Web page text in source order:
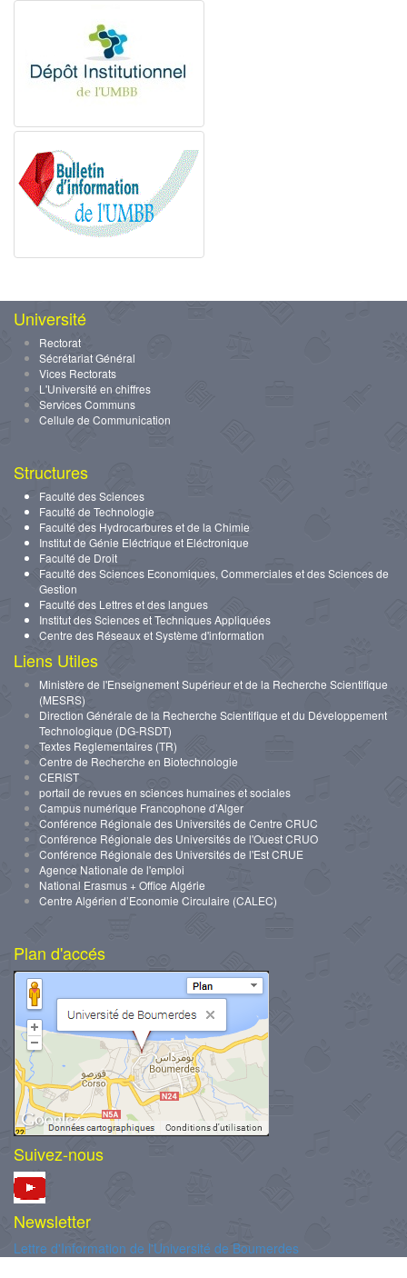
Université
Rectorat
Sécrétariat Général
Vices Rectorats
L'Université en chiffres
Services Communs
Cellule de Communication
Structures
Faculté des Sciences
Faculté de Technologie
Faculté des Hydrocarbures et de la Chimie
Institut de Génie Eléctrique et Eléctronique
Faculté de Droit
Faculté des Sciences Economiques, Commerciales et des Sciences de
Gestion
Faculté des Lettres et des langues
Institut des Sciences et Techniques Appliquées
Centre des Réseaux et Système d'information
Liens Utiles
Ministère de l'Enseignement Supérieur et de la Recherche Scientifique
(MESRS)
Direction Générale de la Recherche Scientifique et du Développement
Technologique (DG-RSDT)
Textes Reglementaires (TR)
Centre de Recherche en Biotechnologie
CERIST
portail de revues en sciences humaines et sociales
Campus numérique Francophone d’Alger
Conférence Régionale des Universités de Centre CRUC
Conférence Régionale des Universités de l'Ouest CRUO
Conférence Régionale des Universités de l'Est CRUE
Agence Nationale de l'emploi
National Erasmus + Office Algérie
Centre Algérien d’Economie Circulaire (CALEC)
Plan d'accés
Suivez-nous
Newsletter
Lettre d'Information de l'Université de Boumerdes